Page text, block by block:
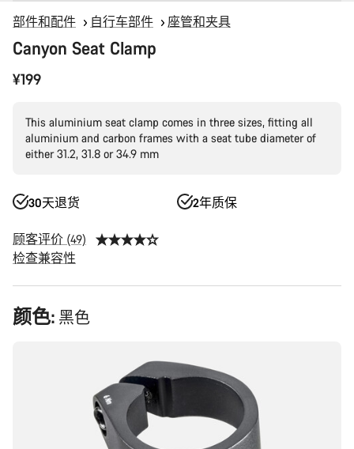
部件和配件 自行车部件 座管和夹具
Canyon Seat Clamp
¥199
This aluminium seat clamp comes in three sizes, fitting all
aluminium and carbon frames with a seat tube diameter of
either 31.2, 31.8 or 34.9 mm
30天退货 2年质保
顾客评价 (49)
检查兼容性
产
品
颜色: 黑色